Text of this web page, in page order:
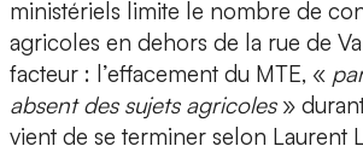
ministériels limite le nombre de
agricoles en dehors de la rue de
facteur : l’effacement du MTE, «
absent des sujets agricoles»
vient de se terminer selon Laurent